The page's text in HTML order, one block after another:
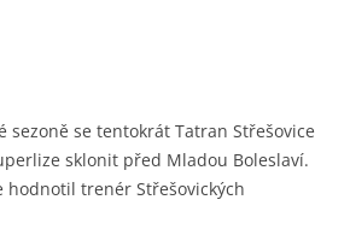
sezoně se tentokrát Tatran Střešovice
sklonit před Mladou Boleslaví.
hodnotil trenér Střešovických